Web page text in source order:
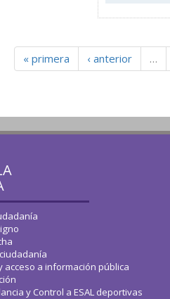
« primera ‹ anterior …
acceso a información pública
y Control a ESAL deportivas